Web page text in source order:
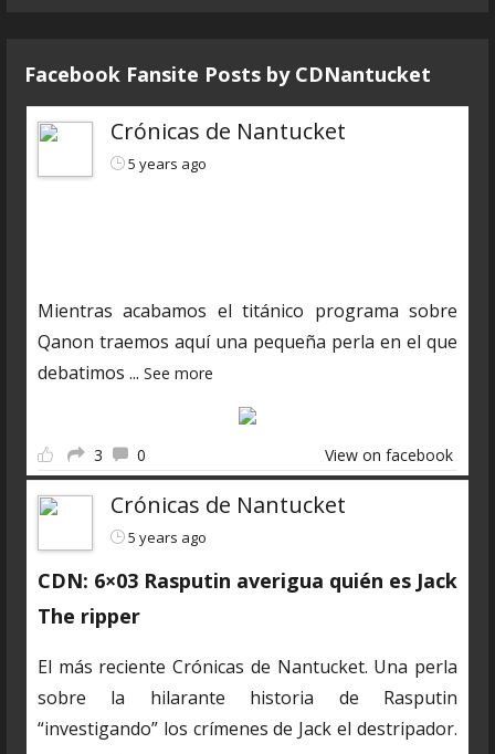
Facebook Fansite Posts by ‎CDNantucket
Crónicas de Nantucket
5 years ago
Mientras acabamos el titánico programa sobre
Qanon traemos aquí una pequeña perla en el que
debatimos ... See more
3 0 View on facebook
Crónicas de Nantucket
5 years ago
CDN: 6×03 Rasputin averigua quién es Jack
The ripper
El más reciente Crónicas de Nantucket. Una perla
sobre la hilarante historia de Rasputin
“investigando” los crímenes de Jack el destripador.